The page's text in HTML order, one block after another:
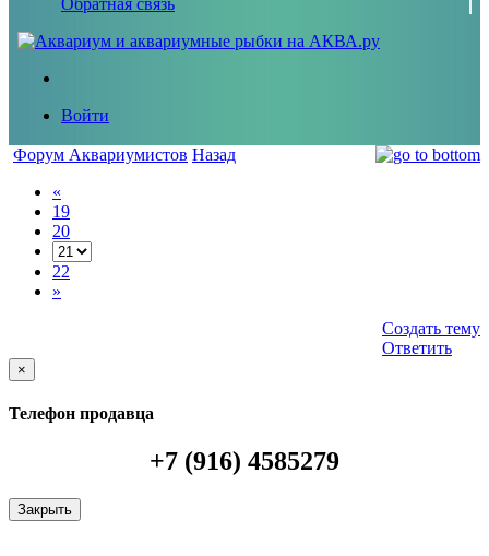
Обратная связь
Войти
Форум Аквариумистов Назад
«
19
20
22
»
Создать тему
Ответить
×
Телефон продавца
+7 (916) 4585279
Закрыть